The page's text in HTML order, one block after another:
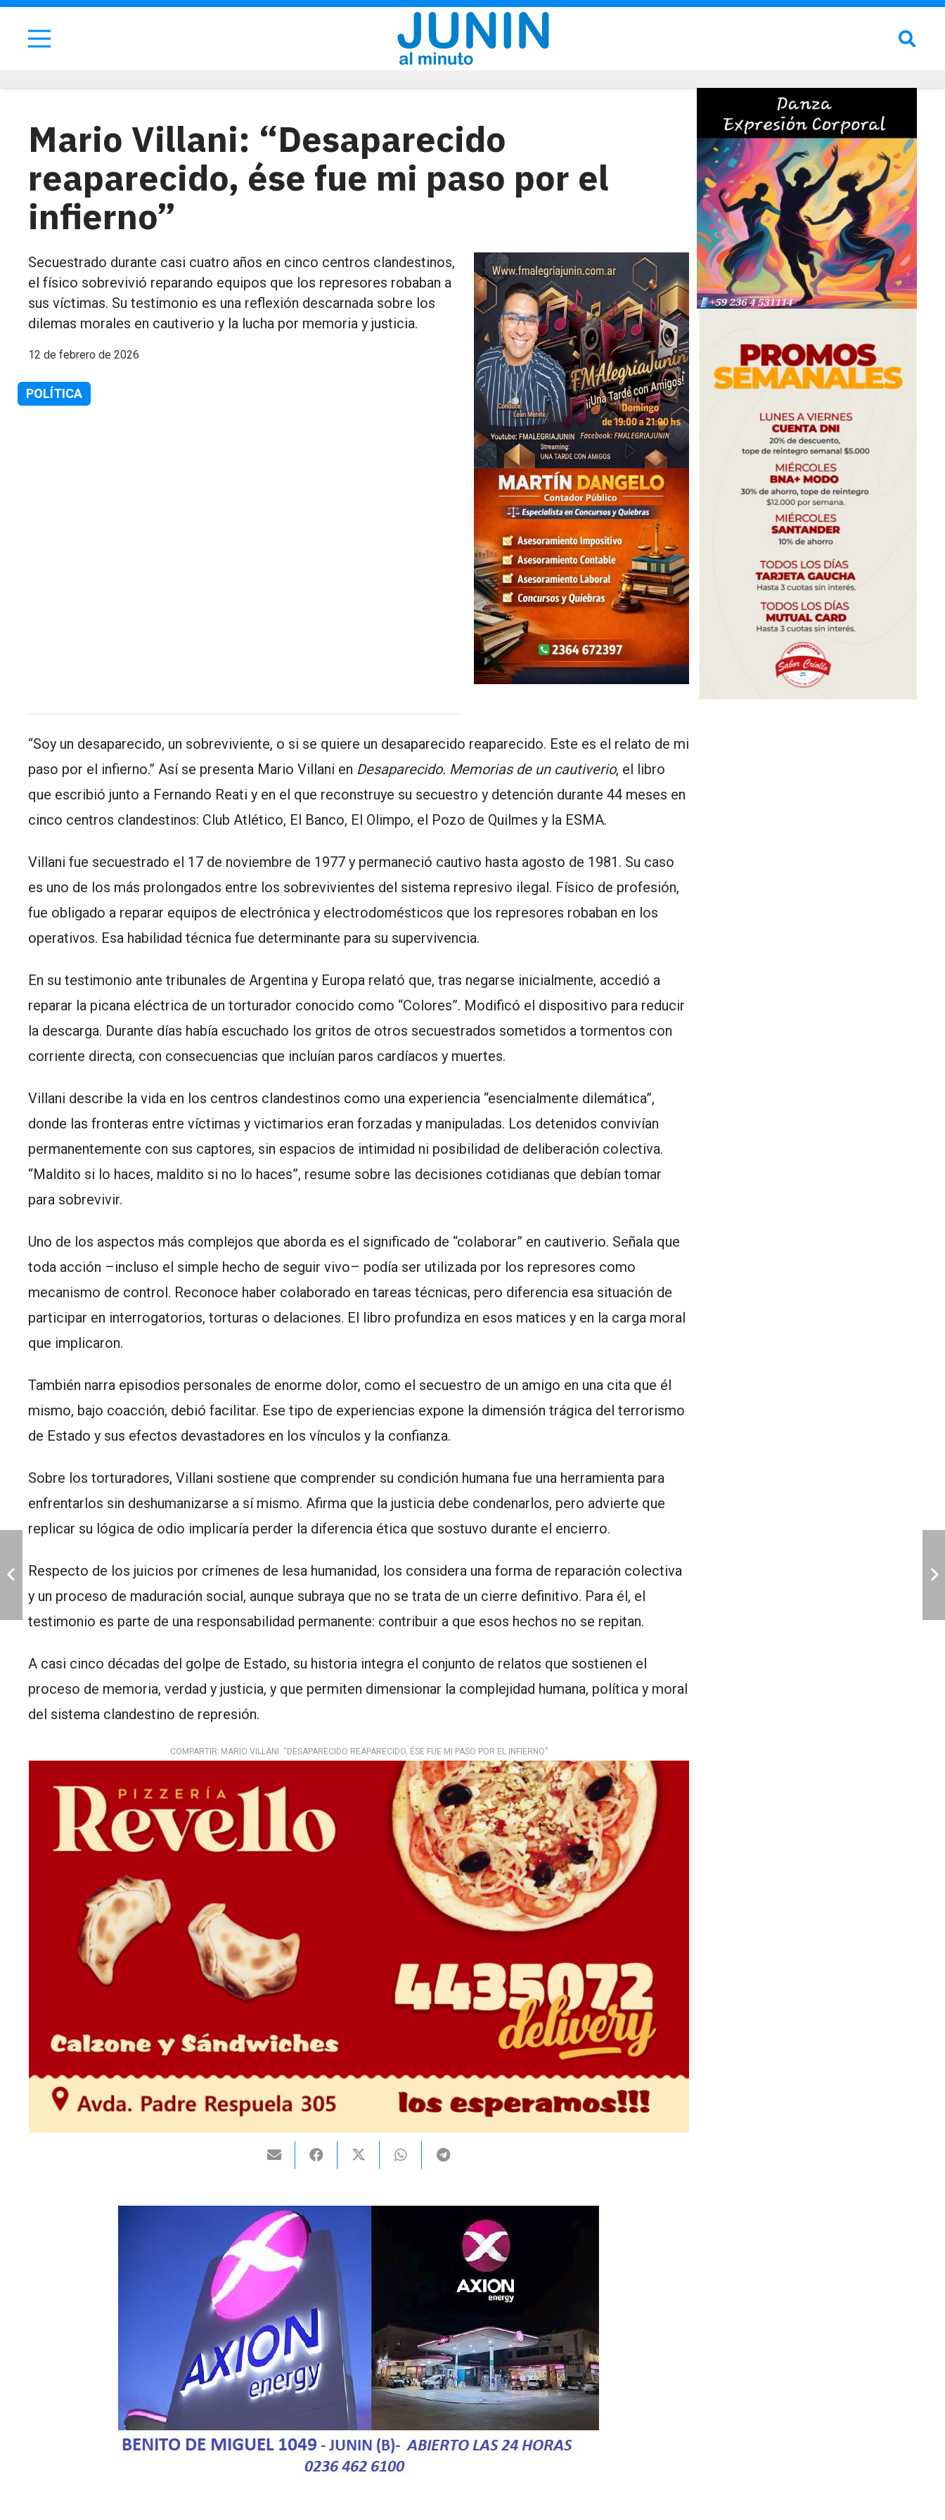
Mario Villani: “Desaparecido
reaparecido, ése fue mi paso por el
infierno”
Secuestrado durante casi cuatro años en cinco centros clandestinos,
el físico sobrevivió reparando equipos que los represores robaban a
sus víctimas. Su testimonio es una reflexión descarnada sobre los
dilemas morales en cautiverio y la lucha por memoria y justicia.
12 de febrero de 2026
POLÍTICA
“Soy un desaparecido, un sobreviviente, o si se quiere un desaparecido reaparecido. Este es el relato de mi
paso por el infierno.” Así se presenta Mario Villani en Desaparecido. Memorias de un cautiverio, el libro
que escribió junto a Fernando Reati y en el que reconstruye su secuestro y detención durante 44 meses en
cinco centros clandestinos: Club Atlético, El Banco, El Olimpo, el Pozo de Quilmes y la ESMA.
Villani fue secuestrado el 17 de noviembre de 1977 y permaneció cautivo hasta agosto de 1981. Su caso
es uno de los más prolongados entre los sobrevivientes del sistema represivo ilegal. Físico de profesión,
fue obligado a reparar equipos de electrónica y electrodomésticos que los represores robaban en los
operativos. Esa habilidad técnica fue determinante para su supervivencia.
En su testimonio ante tribunales de Argentina y Europa relató que, tras negarse inicialmente, accedió a
reparar la picana eléctrica de un torturador conocido como “Colores”. Modificó el dispositivo para reducir
la descarga. Durante días había escuchado los gritos de otros secuestrados sometidos a tormentos con
corriente directa, con consecuencias que incluían paros cardíacos y muertes.
Villani describe la vida en los centros clandestinos como una experiencia “esencialmente dilemática”,
donde las fronteras entre víctimas y victimarios eran forzadas y manipuladas. Los detenidos convivían
permanentemente con sus captores, sin espacios de intimidad ni posibilidad de deliberación colectiva.
“Maldito si lo haces, maldito si no lo haces”, resume sobre las decisiones cotidianas que debían tomar
para sobrevivir.
Uno de los aspectos más complejos que aborda es el significado de “colaborar” en cautiverio. Señala que
toda acción –incluso el simple hecho de seguir vivo– podía ser utilizada por los represores como
mecanismo de control. Reconoce haber colaborado en tareas técnicas, pero diferencia esa situación de
participar en interrogatorios, torturas o delaciones. El libro profundiza en esos matices y en la carga moral
que implicaron.
También narra episodios personales de enorme dolor, como el secuestro de un amigo en una cita que él
mismo, bajo coacción, debió facilitar. Ese tipo de experiencias expone la dimensión trágica del terrorismo
de Estado y sus efectos devastadores en los vínculos y la confianza.
Sobre los torturadores, Villani sostiene que comprender su condición humana fue una herramienta para
enfrentarlos sin deshumanizarse a sí mismo. Afirma que la justicia debe condenarlos, pero advierte que
replicar su lógica de odio implicaría perder la diferencia ética que sostuvo durante el encierro.
Respecto de los juicios por crímenes de lesa humanidad, los considera una forma de reparación colectiva
y un proceso de maduración social, aunque subraya que no se trata de un cierre definitivo. Para él, el
testimonio es parte de una responsabilidad permanente: contribuir a que esos hechos no se repitan.
A casi cinco décadas del golpe de Estado, su historia integra el conjunto de relatos que sostienen el
proceso de memoria, verdad y justicia, y que permiten dimensionar la complejidad humana, política y moral
del sistema clandestino de represión.
COMPARTIR: MARIO VILLANI: “DESAPARECIDO REAPARECIDO, ÉSE FUE MI PASO POR EL INFIERNO”